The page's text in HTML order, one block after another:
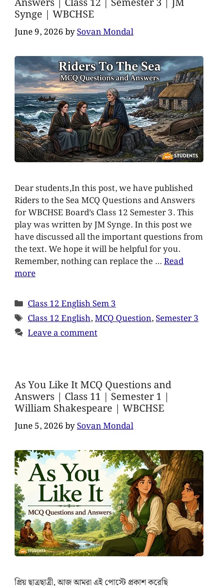
Synge | WBCHSE
June 9, 2026bySovan Mondal
Dear students,In this post, we have published
Riders to the Sea MCQ Questions and Answers
for WBCHSE Board’s Class 12 Semester 3. This
play was written by JM Synge. In this post we
have discussed all the important questions from
the text. We hope it will be helpful for you.
Remember, nothing can replace the …Read
more
Class 12 English Sem 3
Class 12 English,MCQ Question,Semester 3
Leave a comment
As You Like It MCQ Questions and
Answers | Class 11 | Semester 1 |
William Shakespeare | WBCHSE
June 5, 2026bySovan Mondal
প্রিয় ছাত্রছাত্রী, আজ আমরা এই পোস্টে প্রকাশ করেছি